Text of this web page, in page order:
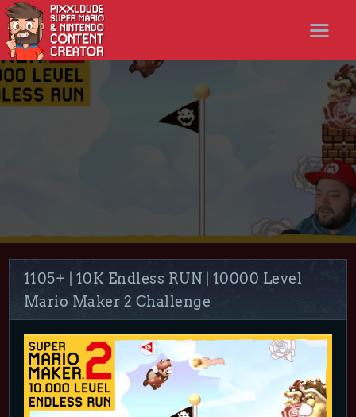
STARTSEITE
1105+ | 10K Endless RUN | 10000 Level
Mario Maker 2 Challenge